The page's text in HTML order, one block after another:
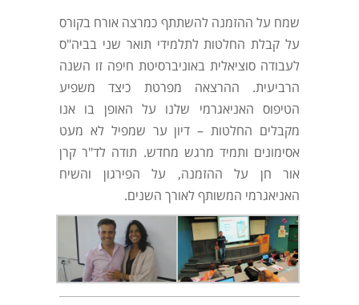
שמח על ההזמנה להשתתף כמרצה אורח בקורס
על קבלת החלטות לתלמידי תואר שני בביה"ס
לעבודה סוציאלית באוניברסיטת חיפה זו השנה
הרביעית. ההרצאה מפרטת כיצד משפיע
הטיפוס האניאגרמי שלנו על האופן בו אנו
מקבלים החלטות – דיון ער שמפיל לא מעט
אסימונים ותמיד מרגש מחדש. תודה לד"ר קרן
אור חן על ההזמנה, על הפירגון והשיח
האניאגרמי המשותף לאורך השנים.